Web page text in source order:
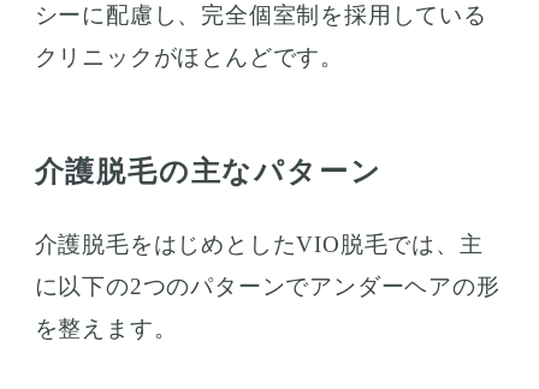
シーに配慮し、完全個室制を採用している
クリニックがほとんどです。
介護脱毛の主なパターン
介護脱毛をはじめとしたVIO脱毛では、主
に以下の2つのパターンでアンダーヘアの形
を整えます。